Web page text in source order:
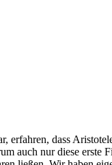
dass
auch nur diese